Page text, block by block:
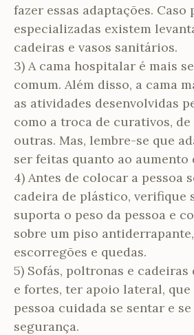
fazer essas adaptações. Caso
especializadas existem
cadeiras e vasos sanitários.
3) A cama hospitalar é mais
comum. Além disso, a cama
as atividades desenvolvidas
como a troca de curativos,
outras. Mas, lembre-se que
ser feitas quanto ao aumento
4) Antes de colocar a pessoa
cadeira de plástico, verifique
suporta o peso da pessoa e
sobre um piso
escorregões e quedas.
5) Sofás, poltronas e cadeiras
e fortes, ter apoio lateral, que
pessoa cuidada se sentar e
segurança.